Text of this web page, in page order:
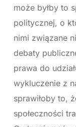
może byłby to
politycznej, o
nimi związane
debaty
prawa do
wykluczenie z
sprawiłoby to,
społeczności